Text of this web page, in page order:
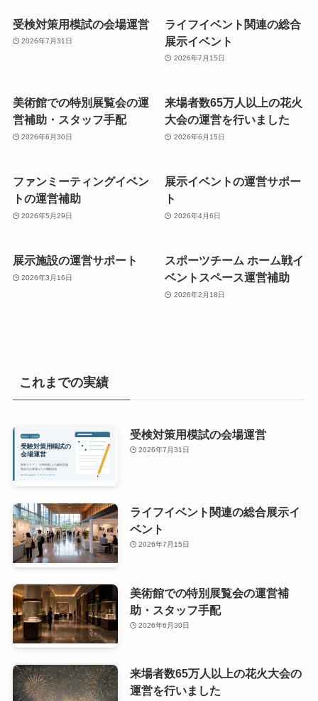
受検対策用模試の会場運営
2026年7月31日
ライフイベント関連の総合
展示イベント
2026年7月15日
美術館での特別展覧会の運
営補助・スタッフ手配
2026年6月30日
来場者数65万人以上の花火
大会の運営を行いました
2026年6月15日
ファンミーティングイベン
トの運営補助
2026年5月29日
展示イベントの運営サポー
ト
2026年4月6日
展示施設の運営サポート
2026年3月16日
スポーツチーム ホーム戦イ
ベントスペース運営補助
2026年2月18日
これまでの実績
受検対策用模試の会場運営
2026年7月31日
ライフイベント関連の総合展示イ
ベント
2026年7月15日
美術館での特別展覧会の運営補
助・スタッフ手配
2026年6月30日
来場者数65万人以上の花火大会の
運営を行いました